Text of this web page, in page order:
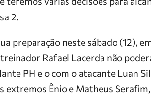
2.
preparação neste sábado (12),
Rafael Lacerda não
PH e o com o atacante Luan
extremos Ênio e Matheus